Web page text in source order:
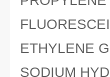
ETHYLENE
SODIUM